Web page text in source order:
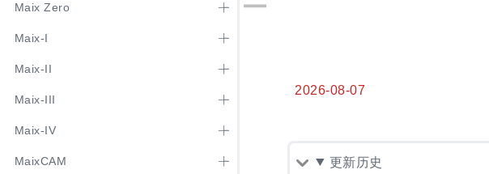
Maix Zero
Maix-I
Maix-II
Maix-III
Maix-IV
MaixCAM
2026-08-07
更新历史